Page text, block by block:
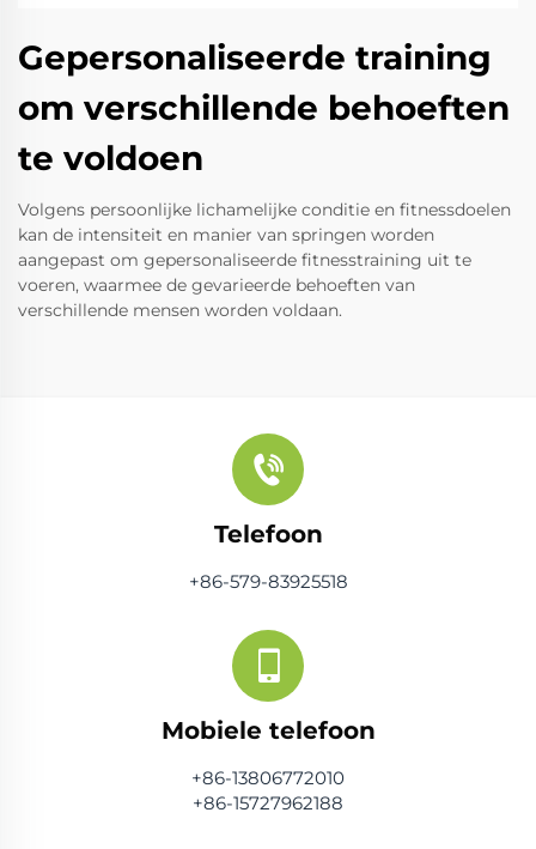
Gepersonaliseerde training
om verschillende behoeften
te voldoen
Volgens persoonlijke lichamelijke conditie en fitnessdoelen
kan de intensiteit en manier van springen worden
aangepast om gepersonaliseerde fitnesstraining uit te
voeren, waarmee de gevarieerde behoeften van
verschillende mensen worden voldaan.
Telefoon
+86-579-83925518
Mobiele telefoon
+86-13806772010
+86-15727962188